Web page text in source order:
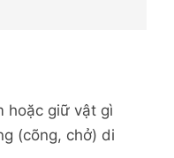
hoặc giữ vật gì
(cõng, chở) di